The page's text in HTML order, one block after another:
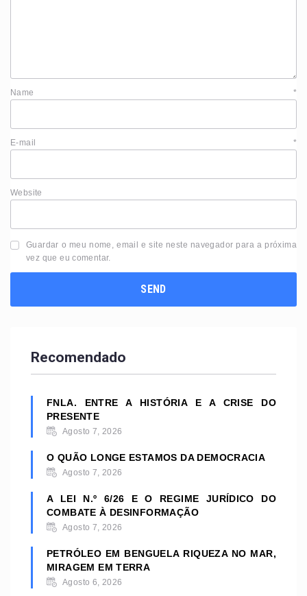
Name *
E-mail *
Website
Guardar o meu nome, email e site neste navegador para a próxima
vez que eu comentar.
Recomendado
FNLA. ENTRE A HISTÓRIA E A CRISE DO
PRESENTE
Agosto 7, 2026
O QUÃO LONGE ESTAMOS DA DEMOCRACIA
Agosto 7, 2026
A LEI N.º 6/26 E O REGIME JURÍDICO DO
COMBATE À DESINFORMAÇÃO
Agosto 7, 2026
PETRÓLEO EM BENGUELA RIQUEZA NO MAR,
MIRAGEM EM TERRA
Agosto 6, 2026